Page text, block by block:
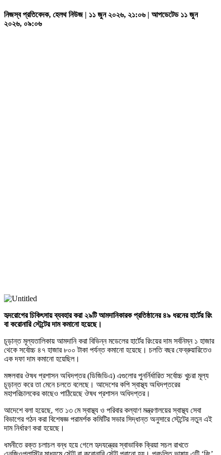
নিজস্ব প্রতিবেদক, হেলথ নিউজ | ১১ জুন ২০২৬, ২১:০৬ | আপডেটেড ১১ জুন
২০২৬, ০৯:০৬
হৃদরোগেরচিকিৎসায়ব্যবহারকরা২৯টিআমদানিকারকপ্রতিষ্ঠানের ৪৯ ধরনেরহার্টেররিং
বাকরোনারিস্টেন্টেরদামকমানোহয়েছে।
চূড়ান্ত মূল্যতালিকায় আমদানি করা বিভিন্ন মডেলের হার্টের রিংয়ের দাম সর্বনিম্ন ১ হাজার
থেকে সর্বোচ্চ ৪৭ হাজার ৮০০ টাকা পর্যন্ত কমানো হয়েছে। চলতি বছর ফেব্রুয়ারিতেও
এক দফা দাম কমানো হয়েছিল।
মঙ্গলবার ঔষধ প্রশাসন অধিদপ্তর (ডিজিডিএ) এগুলোর পুনর্নির্ধারিত সর্বোচ্চ খুচরা মূল্য
চূড়ান্ত করে তা মেনে চলতে বলেছে। আদেশের কপি স্বাস্থ্য অধিদপ্তরের
মহাপরিচালকের কাছেও পাঠিয়েছে ঔষধ প্রশাসন অধিদপ্তর।
আদেশে বলা হয়েছে, গত ১৩ মে স্বাস্থ্য ও পরিবার কল্যাণ মন্ত্রণালয়ের স্বাস্থ্য সেবা
বিভাগের গঠন করা বিশেষজ্ঞ পরামর্শক কমিটির সভার সিদ্ধান্ত অনুসারে স্টেন্টের নতুন এই
দাম নির্ধারণ করা হয়েছে।
ধমনীতে রক্ত চলাচল বন্ধ হয়ে গেলে হৃদযন্ত্রের স্বাভাবিক ক্রিয়া সচল রাখতে